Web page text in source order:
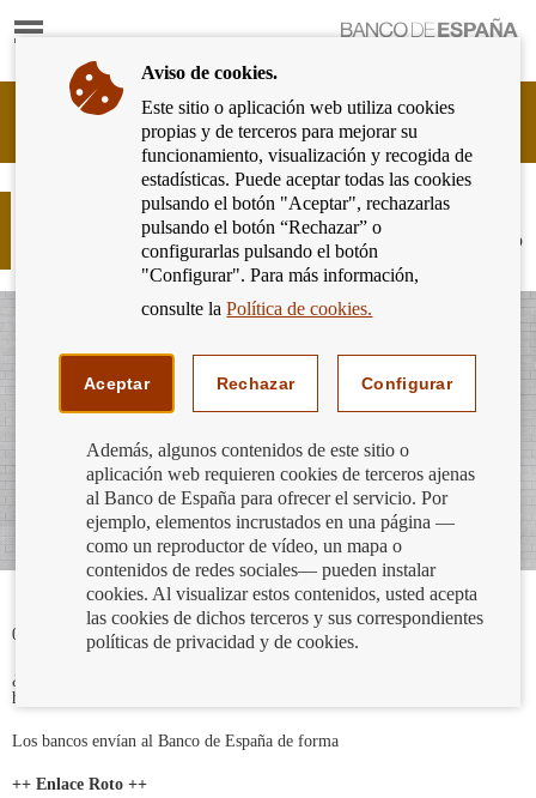
Mostrar
Ir
página
de
inicio
del
Banco
de
España
Cliente
Bancario
Banco
España
Eurosistema,
¿Quieres saber la evolución reciente
de las hipotecas a tipo de interés fijo?
05/05/2022
¿Quieres saber cuál es la tendencia del tipo de interés en los préstamos
hipotecarios a tipo fijo en estos tres últimos años?
Los bancos envían al Banco de España de forma
++ Enlace Roto ++
Aviso de cookies.
Este sitio o aplicación web utiliza cookies
propias y de terceros para mejorar su
funcionamiento, visualización y recogida de
estadísticas. Puede aceptar todas las cookies
pulsando el botón "Aceptar", rechazarlas
pulsando el botón “Rechazar” o
configurarlas pulsando el botón
"Configurar". Para más información,
consulte laPolítica de cookies.
Aceptar Rechazar Configurar
Además, algunos contenidos de este sitio o
aplicación web requieren cookies de terceros ajenas
al Banco de España para ofrecer el servicio. Por
ejemplo, elementos incrustados en una página —
como un reproductor de vídeo, un mapa o
contenidos de redes sociales— pueden instalar
cookies. Al visualizar estos contenidos, usted acepta
las cookies de dichos terceros y sus correspondientes
políticas de privacidad y de cookies.